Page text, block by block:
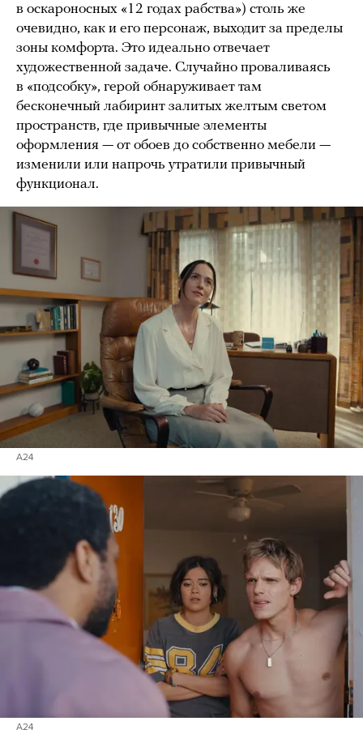
в оскароносных «12 годах рабства») столь же
очевидно, как и его персонаж, выходит за пределы
зоны комфорта. Это идеально отвечает
художественной задаче. Случайно проваливаясь
в «подсобку», герой обнаруживает там
бесконечный лабиринт залитых желтым светом
пространств, где привычные элементы
оформления — от обоев до собственно мебели —
изменили или напрочь утратили привычный
функционал.
A24
A24